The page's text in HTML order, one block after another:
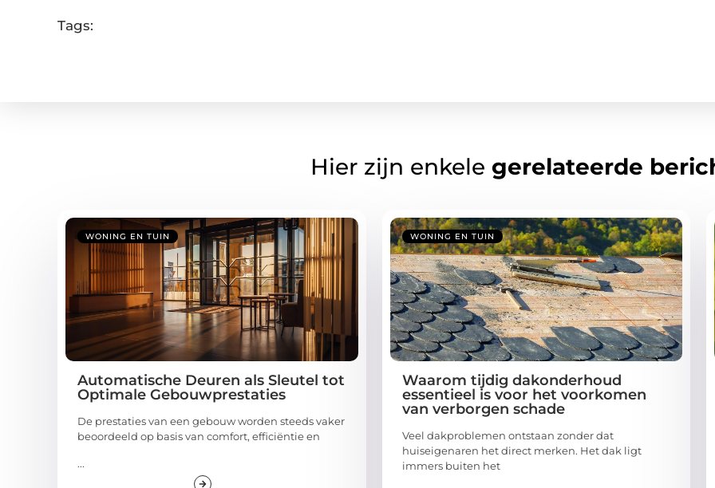
Tags:
Hier zijn enkele gerelateerde
WONING EN TUIN
Automatische Deuren als Sleutel tot
Optimale Gebouwprestaties
De prestaties van een gebouw worden steeds vaker
beoordeeld op basis van comfort, efficiëntie en
...
WONING EN TUIN
Waarom tijdig dakonderhoud
essentieel is voor het voorkomen
van verborgen schade
Veel dakproblemen ontstaan zonder dat
huiseigenaren het direct merken. Het dak ligt
immers buiten het